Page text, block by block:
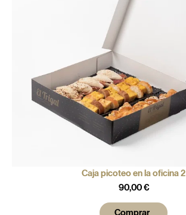
Caja picoteo en la oficina 2
90,00€
Comprar